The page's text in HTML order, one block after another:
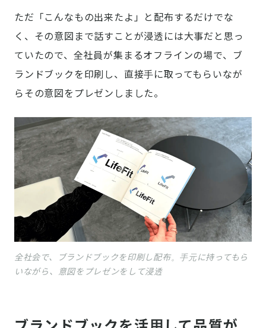
ただ「こんなもの出来たよ」と配布するだけでな
く、その意図まで話すことが浸透には大事だと思っ
ていたので、全社員が集まるオフラインの場で、ブ
ランドブックを印刷し、直接手に取ってもらいなが
らその意図をプレゼンしました。
全社会で、ブランドブックを印刷し配布。手元に持ってもら
いながら、意図をプレゼンをして浸透